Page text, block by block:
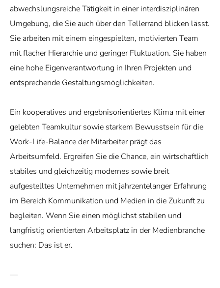
abwechslungsreiche Tätigkeit in einer interdisziplinären
Umgebung, die Sie auch über den Tellerrand blicken lässt.
Sie arbeiten mit einem eingespielten, motivierten Team
mit flacher Hierarchie und geringer Fluktuation. Sie haben
eine hohe Eigenverantwortung in Ihren Projekten und
entsprechende Gestaltungsmöglichkeiten.
Ein kooperatives und ergebnisorientiertes Klima mit einer
gelebten Teamkultur sowie starkem Bewusstsein für die
Work-Life-Balance der Mitarbeiter prägt das
Arbeitsumfeld. Ergreifen Sie die Chance, ein wirtschaftlich
stabiles und gleichzeitig modernes sowie breit
aufgestelltes Unternehmen mit jahrzentelanger Erfahrung
im Bereich Kommunikation und Medien in die Zukunft zu
begleiten. Wenn Sie einen möglichst stabilen und
langfristig orientierten Arbeitsplatz in der Medienbranche
suchen: Das ist er.
—